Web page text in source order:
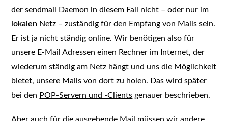
der sendmail Daemon in diesem Fall nicht – oder nur im
lokalen Netz – zuständig für den Empfang von Mails sein.
Er ist ja nicht ständig online. Wir benötigen also für
unsere E-Mail Adressen einen Rechner im Internet, der
wiederum ständig am Netz hängt und uns die Möglichkeit
bietet, unsere Mails von dort zu holen. Das wird später
bei den POP-Servern und -Clients genauer beschrieben.